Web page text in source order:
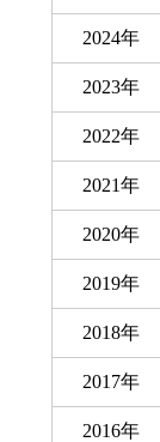
2024年
2023年
2022年
2021年
2020年
2019年
2018年
2017年
2016年